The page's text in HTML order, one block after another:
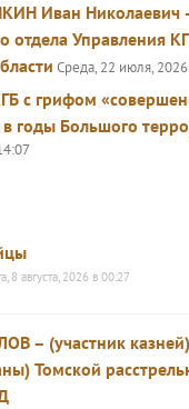
Иван Николаевич
отдела Управления
Среда, 22 июля,
с грифом
годы Большого
8 августа, 2026 в 00:27
– (участник
Томской